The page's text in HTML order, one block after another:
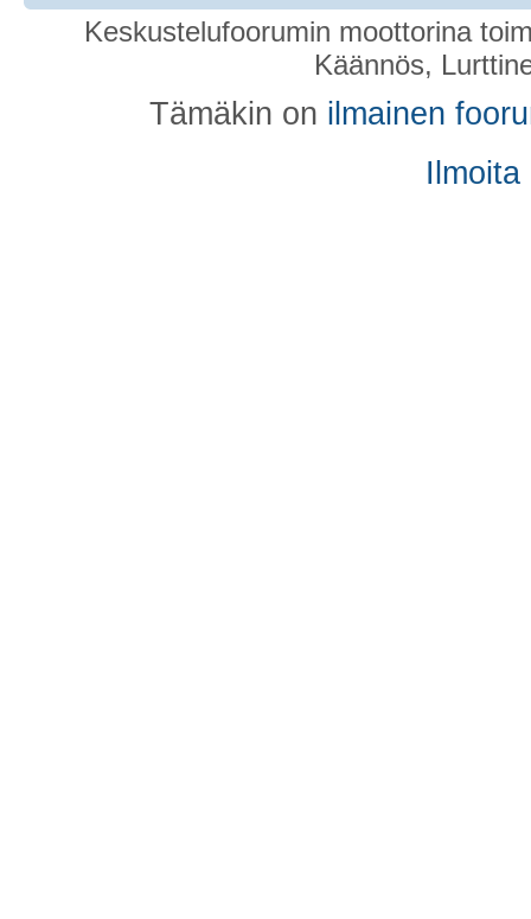
Keskustelufoorumin moottorina
Käännös,
Tämäkin on ilmainen